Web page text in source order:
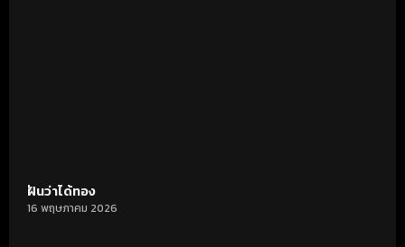
ฝันว่าได้ทอง
16 พฤษภาคม 2026